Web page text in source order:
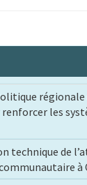
les
technique de
à